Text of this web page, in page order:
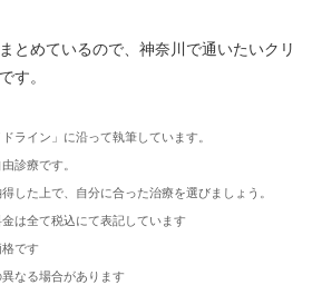
とめているので、神奈川で通いたいクリ
す。
ライン」に沿って執筆しています。
診療です。
した上で、自分に合った治療を選びましょう。
は全て税込にて表記しています
です
なる場合があります